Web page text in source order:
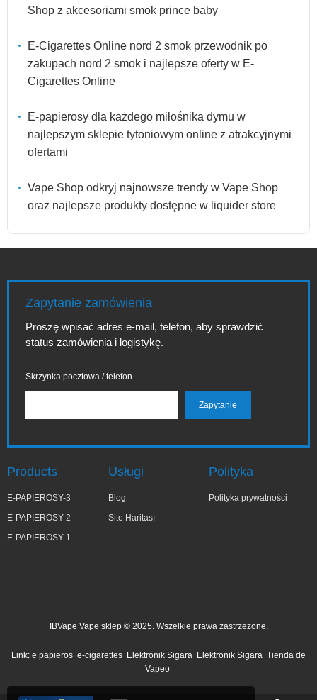
Shop z akcesoriami smok prince baby
E-Cigarettes Online nord 2 smok przewodnik po
zakupach nord 2 smok i najlepsze oferty w E-
Cigarettes Online
E-papierosy dla każdego miłośnika dymu w
najlepszym sklepie tytoniowym online z atrakcyjnymi
ofertami
Vape Shop odkryj najnowsze trendy w Vape Shop
oraz najlepsze produkty dostępne w liquider store
Zapytanie zamówienia
Proszę wpisać adres e-mail, telefon, aby sprawdzić
status zamówienia i logistykę.
Skrzynka pocztowa / telefon
Products
E-PAPIEROSY-3
E-PAPIEROSY-2
E-PAPIEROSY-1
Usługi
Blog
Site Haritası
Polityka
Polityka prywatności
IBVape Vape sklep © 2025. Wszelkie prawa zastrzeżone.
Link: e papieros e-cigarettes Elektronik Sigara Elektronik Sigara Tienda de
Vapeo
niedawno kupiony